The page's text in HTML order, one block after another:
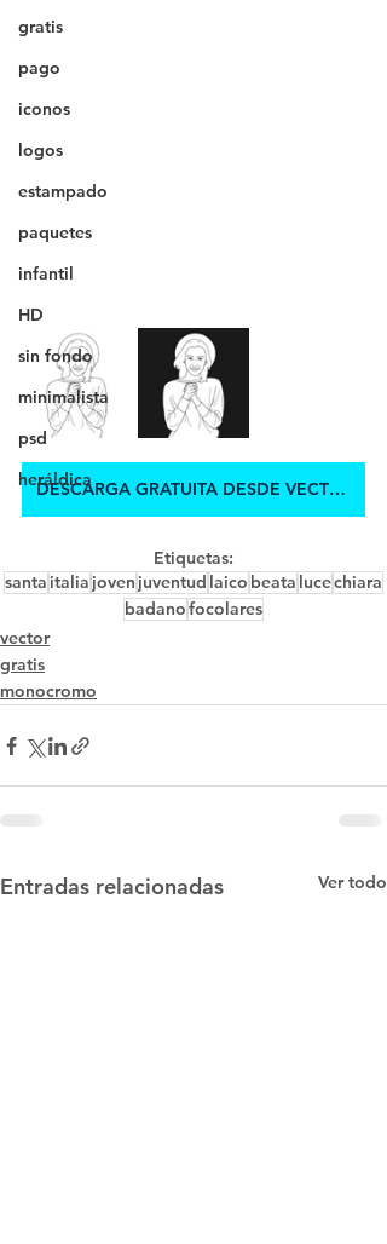
gratis
pago
iconos
logos
estampado
paquetes
infantil
HD
sin fondo
minimalista
psd
heráldica
DESCARGA GRATUITA DESDE VECTEZZY.COM
Etiquetas:
santa italia joven juventud laico beata lucechiara
badanofocolares
vector
gratis
monocromo
Entradas relacionadas Ver todo